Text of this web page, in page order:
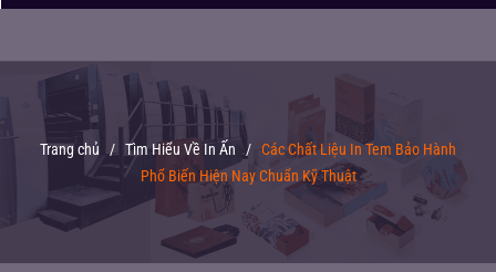
Trang chủ / Tìm Hiểu Về In Ấn /
Các Chất Liệu In Tem Bảo Hành
Phổ Biến Hiện Nay Chuẩn Kỹ Thuật